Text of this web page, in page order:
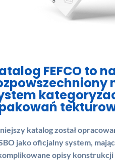
FEFCO to
katalog został
jako oficjalny system,
opisy konstrukcji